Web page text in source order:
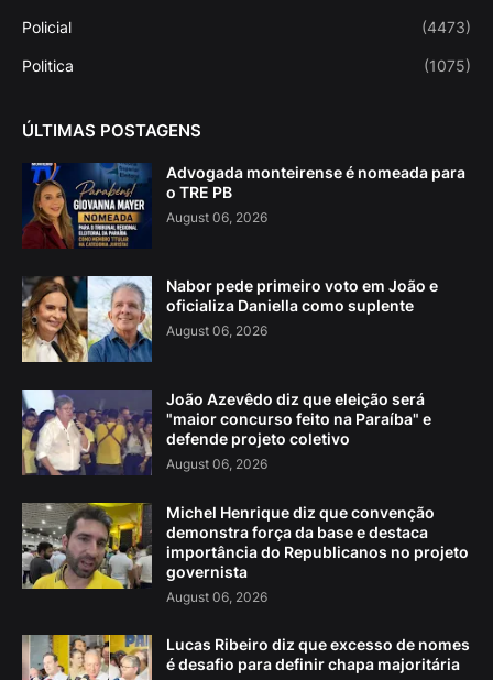
Policial (4473)
Politica (1075)
ÚLTIMAS POSTAGENS
Advogada monteirense é nomeada para
o TRE PB
August 06, 2026
Nabor pede primeiro voto em João e
oficializa Daniella como suplente
August 06, 2026
João Azevêdo diz que eleição será
"maior concurso feito na Paraíba" e
defende projeto coletivo
August 06, 2026
Michel Henrique diz que convenção
demonstra força da base e destaca
importância do Republicanos no projeto
governista
August 06, 2026
Lucas Ribeiro diz que excesso de nomes
é desafio para definir chapa majoritária